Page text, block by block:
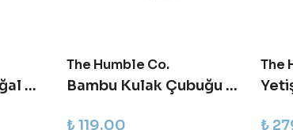
Nane Aromalı Doğal Diş Macunu 75 ml
The Humble Co.
Bambu Kulak Çubuğu - Siyah - 100 adet
₺ 119.00
The
₺